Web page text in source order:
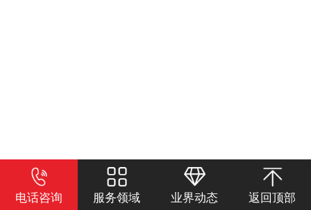
电话咨询 服务领域 业界动态 返回顶部